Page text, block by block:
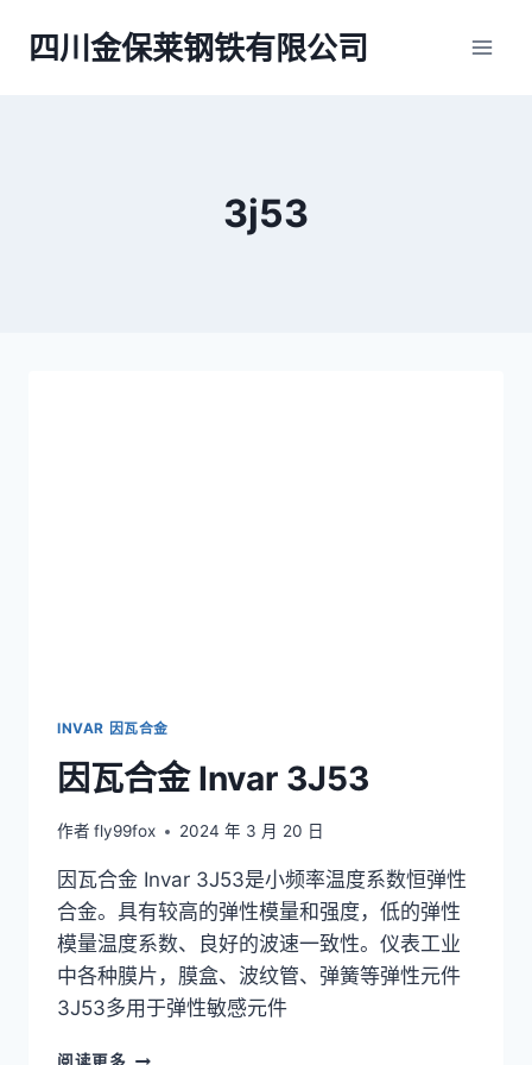
四川金保莱钢铁有限公司
3j53
INVAR 因瓦合金
因瓦合金 Invar 3J53
作者 fly99fox 2024 年 3 月 20 日
因瓦合金 Invar 3J53是小频率温度系数恒弹性
合金。具有较高的弹性模量和强度，低的弹性
模量温度系数、良好的波速一致性。仪表工业
中各种膜片，膜盒、波纹管、弹簧等弹性元件
3J53多用于弹性敏感元件